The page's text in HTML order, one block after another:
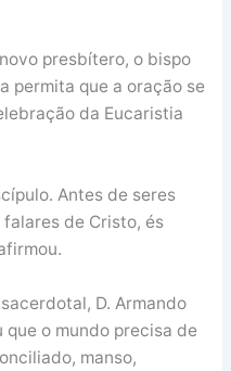
presbítero, o bispo
permita que a oração se
da Eucaristia
Antes de seres
de Cristo, és
D. Armando
que o mundo precisa de
manso,